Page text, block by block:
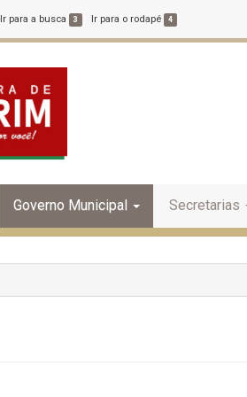
Ir para a busca 3 Ir para o rodapé 4
Governo Municipal Secretarias